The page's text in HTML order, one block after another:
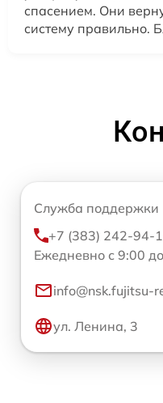
спасением. Они
систему правильно.
Служба поддержки
+7 (383) 242-94-
Ежедневно с 9:00
info@nsk.fujitsu-
ул. Ленина, 3